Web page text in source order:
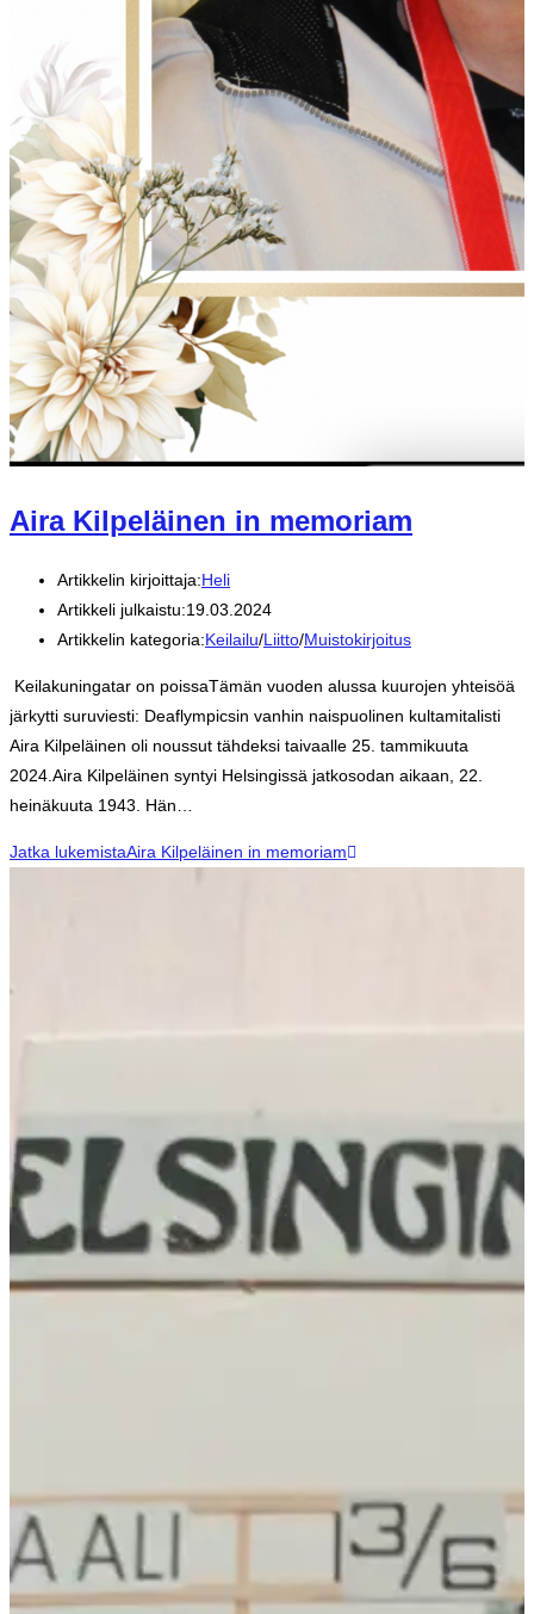
Aira Kilpeläinen in memoriam
Artikkelin kirjoittaja:Heli
Artikkeli julkaistu:19.03.2024
Artikkelin kategoria:Keilailu/Liitto/Muistokirjoitus
Keilakuningatar on poissaTämän vuoden alussa kuurojen yhteisöä
järkytti suruviesti: Deaflympicsin vanhin naispuolinen kultamitalisti
Aira Kilpeläinen oli noussut tähdeksi taivaalle 25. tammikuuta
2024.Aira Kilpeläinen syntyi Helsingissä jatkosodan aikaan, 22.
heinäkuuta 1943. Hän…
Jatka lukemistaAira Kilpeläinen in memoriam